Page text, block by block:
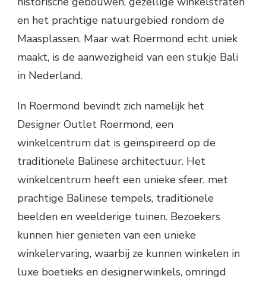
en het prachtige natuurgebied rondom de
Maasplassen. Maar wat Roermond echt uniek
maakt, is de aanwezigheid van een stukje Bali
in Nederland.
In Roermond bevindt zich namelijk het
Designer Outlet Roermond, een
winkelcentrum dat is geïnspireerd op de
traditionele Balinese architectuur. Het
winkelcentrum heeft een unieke sfeer, met
prachtige Balinese tempels, traditionele
beelden en weelderige tuinen. Bezoekers
kunnen hier genieten van een unieke
winkelervaring, waarbij ze kunnen winkelen in
luxe boetieks en designerwinkels, omringd